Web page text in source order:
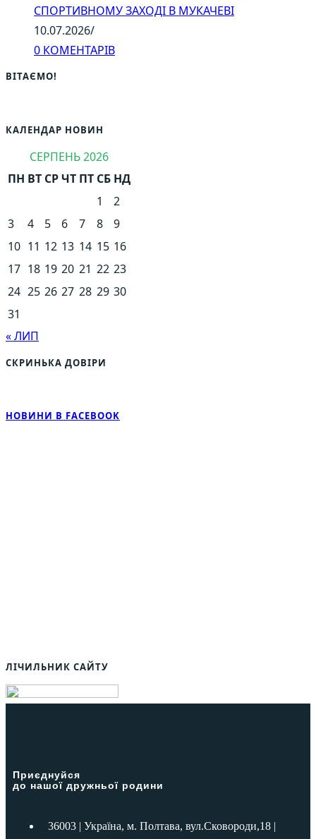
СПОРТИВНОМУ ЗАХОДІ В МУКАЧЕВІ
10.07.2026/
0 КОМЕНТАРІВ
ВІТАЄМО!
КАЛЕНДАР НОВИН
СЕРПЕНЬ 2026
ПН ВТ СРЧТ ПТ СБ НД
1
2
3
4 5 6 7 8
9
10 11 12 13 14 15 16
17 18 19 20 21 22 23
24 25 26 27 28 29 30
31
« ЛИП
СКРИНЬКА ДОВІРИ
НОВИНИ В FACEBOOK
ЛІЧИЛЬНИК САЙТУ
Приєднуйся
до нашої дружньої родини
36003 | Україна, м. Полтава, вул.Сковороди,18 |